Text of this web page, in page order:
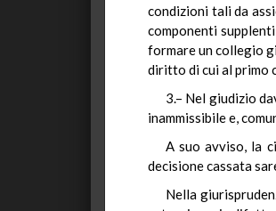
condizioni tali da
componenti
formare un collegio
diritto di cui al primo
3.– Nel giudizio
inammissibile e,
A suo avviso, la
decisione cassata
Nella